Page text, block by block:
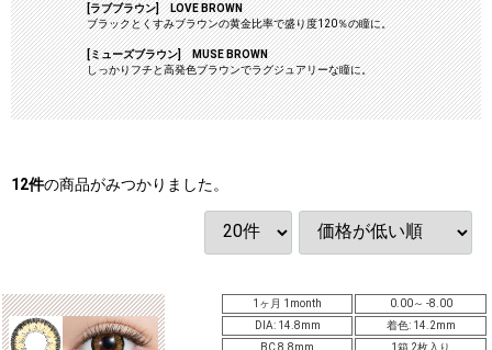
[ラブブラウン] LOVE BROWN
ブラックとくすみブラウンの黄金比率で盛り度120％の瞳に。
[ミューズブラウン] MUSE BROWN
しっかりフチと高発色ブラウンでラグジュアリーな瞳に。
12件の商品がみつかりました。
1ヶ月 1month
0.00～ -8.00
DIA: 14.8mm
着色: 14.2mm
BC 8.8mm
1箱 2枚入り